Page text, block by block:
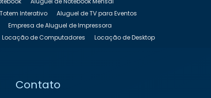
Interativo
Aluguel de TV para Eventos
Empresa de Aluguel de Impressora
Locação de Computadores
Locação de Desktop
Contato